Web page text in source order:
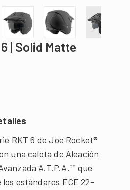
| Solid Matte
RKT 6 de Joe Rocket®
una calota de Aleación
A.T.P.A.™ que
estándares ECE 22-